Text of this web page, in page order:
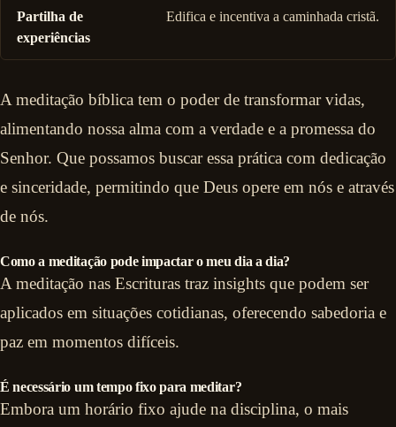
Partilha de
experiências
Edifica e incentiva a caminhada cristã.
A meditação bíblica tem o poder de transformar vidas,
alimentando nossa alma com a verdade e a promessa do
Senhor. Que possamos buscar essa prática com dedicação
e sinceridade, permitindo que Deus opere em nós e através
de nós.
Como a meditação pode impactar o meu dia a dia?
A meditação nas Escrituras traz insights que podem ser
aplicados em situações cotidianas, oferecendo sabedoria e
paz em momentos difíceis.
É necessário um tempo fixo para meditar?
Embora um horário fixo ajude na disciplina, o mais